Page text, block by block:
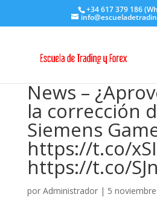
+34 617 379 186
News –
la corrección
Siemens
https://t.co/
https://t.co/
por Administrador| 5